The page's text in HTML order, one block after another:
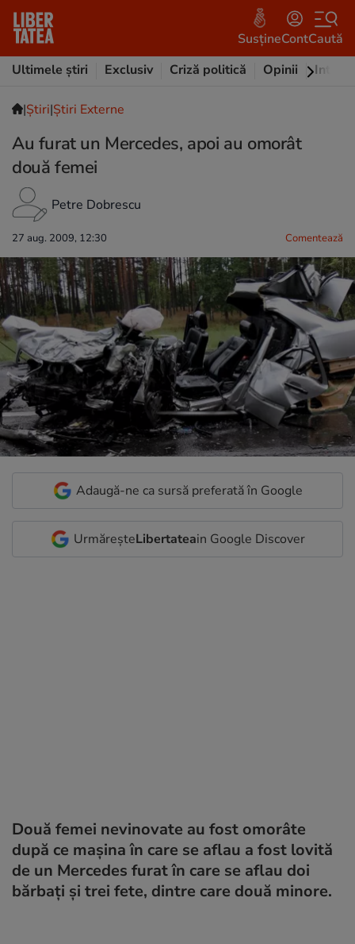
SusțineContCaută
Ultimele știri
Exclusiv Criză politică Opinii
|Ştiri|Știri Externe
Au furat un Mercedes, apoi au omorât
două femei
Petre Dobrescu
27 aug. 2009, 12:30 Comentează
Adaugă-ne ca sursă preferată în Google
UrmăreșteLibertateain Google Discover
Două femei nevinovate au fost omorâte
după ce maşina în care se aflau a fost lovită
de un Mercedes furat în care se aflau doi
bărbaţi şi trei fete, dintre care două minore.